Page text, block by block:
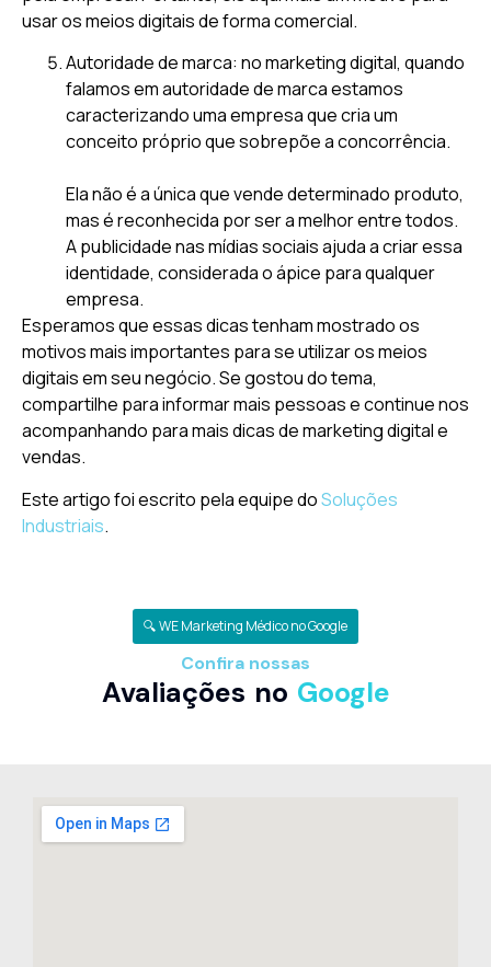
usar os meios digitais de forma comercial.
Autoridade de marca: no marketing digital, quando
falamos em autoridade de marca estamos
caracterizando uma empresa que cria um
conceito próprio que sobrepõe a concorrência.
Ela não é a única que vende determinado produto,
mas é reconhecida por ser a melhor entre todos.
A publicidade nas mídias sociais ajuda a criar essa
identidade, considerada o ápice para qualquer
empresa.
Esperamos que essas dicas tenham mostrado os
motivos mais importantes para se utilizar os meios
digitais em seu negócio. Se gostou do tema,
compartilhe para informar mais pessoas e continue nos
acompanhando para mais dicas de marketing digital e
vendas.
Este artigo foi escrito pela equipe doSoluções
Industriais.
🔍 WE Marketing Médico no Google
Confira nossas
Avaliações no Google